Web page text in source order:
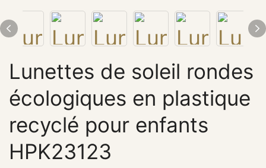
Lunettes de soleil rondes
écologiques en plastique
recyclé pour enfants
HPK23123